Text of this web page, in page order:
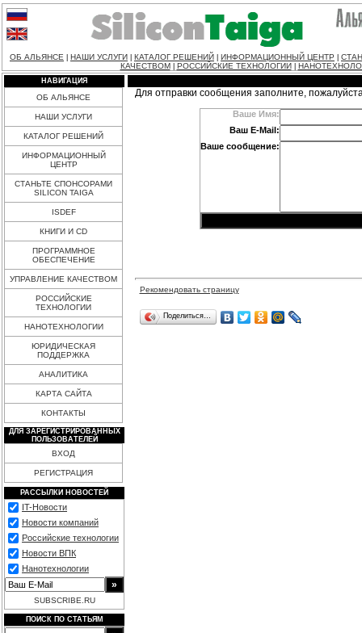
ОБ АЛЬЯНСЕ НАШИ УСЛУГИ КАТАЛОГ РЕШЕНИЙ ИНФОРМАЦИОННЫЙ ЦЕНТР
КАЧЕСТВОМ
РОССИЙСКИЕ ТЕХНОЛОГИИ
НАВИГАЦИЯ
ОБ АЛЬЯНСЕ
НАШИ УСЛУГИ
КАТАЛОГ РЕШЕНИЙ
ИНФОРМАЦИОННЫЙ
ЦЕНТР
СТАНЬТЕ СПОНСОРАМИ
SILICON TAIGA
ISDEF
КНИГИ И CD
ПРОГРАММНОЕ
ОБЕСПЕЧЕНИЕ
УПРАВЛЕНИЕ КАЧЕСТВОМ
РОССИЙСКИЕ
ТЕХНОЛОГИИ
НАНОТЕХНОЛОГИИ
ЮРИДИЧЕСКАЯ
ПОДДЕРЖКА
АНАЛИТИКА
КАРТА САЙТА
КОНТАКТЫ
ДЛЯ ЗАРЕГИСТРИРОВАННЫХ
ПОЛЬЗОВАТЕЛЕЙ
ВХОД
РЕГИСТРАЦИЯ
РАССЫЛКИ НОВОСТЕЙ
IT-Новости
Новости компаний
Российские технологии
Новости ВПК
Нанотехнологии
SUBSCRIBE.RU
ПОИСК ПО СТАТЬЯМ
Для отправки сообщения заполните,
Ваше Имя:
Ваш E-Mail:
Ваше сообщение:
Рекомендовать страницу
Поделиться…